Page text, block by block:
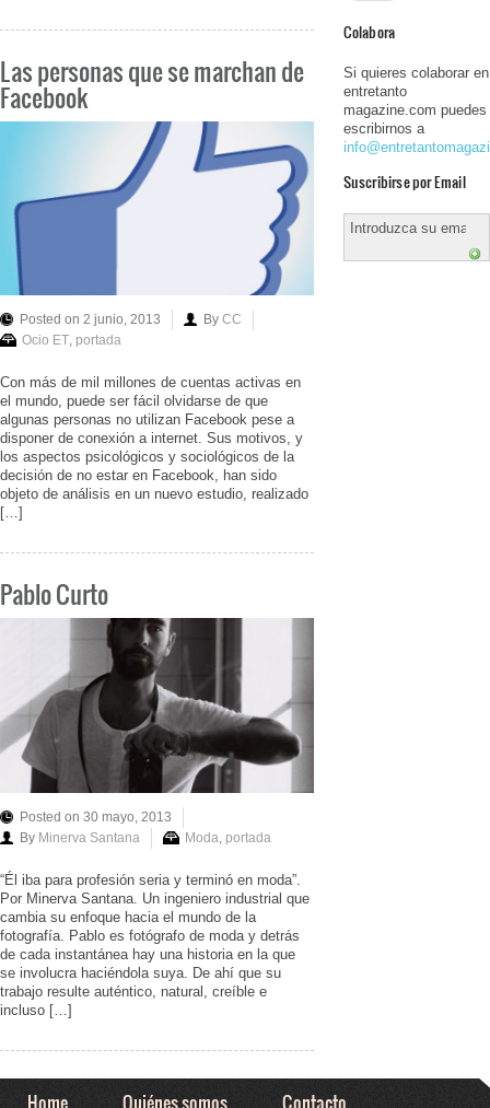
Las personas que se marchan de
Facebook
Posted on 2 junio, 2013 By CC
Ocio ET, portada
Con más de mil millones de cuentas activas en
el mundo, puede ser fácil olvidarse de que
algunas personas no utilizan Facebook pese a
disponer de conexión a internet. Sus motivos, y
los aspectos psicológicos y sociológicos de la
decisión de no estar en Facebook, han sido
objeto de análisis en un nuevo estudio, realizado
[…]
Pablo Curto
Posted on 30 mayo, 2013
By Minerva Santana Moda portada
“Él iba para profesión seria y terminó en moda”.
Por Minerva Santana. Un ingeniero industrial que
cambia su enfoque hacia el mundo de la
fotografía. Pablo es fotógrafo de moda y detrás
de cada instantánea hay una historia en la que
se involucra haciéndola suya. De ahí que su
trabajo resulte auténtico, natural, creíble e
incluso […]
Colabora
Si quieres colaborar en
entretanto
magazine.com puedes
escribirnos a
Suscribirse por Email
Home Quiénes somos Contacto